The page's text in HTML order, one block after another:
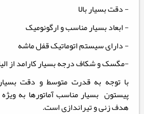
- دقت بسیار بالا
- ابعاد بسیار مناسب و ارگونومیک
- دارای سیستم اتوماتیک قفل ماشه
-مگسک و شکاف درجه بسیار کارامد از
با توجه به قدرت متوسط و دقت
پیستون بسیار مناسب آماتورها به
هدف ‌زنی و تیراندازی است.